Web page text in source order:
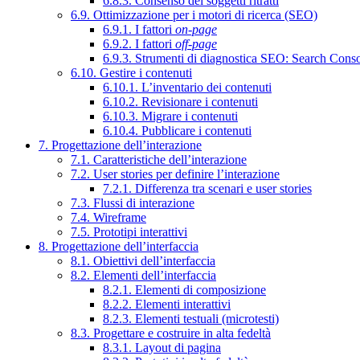
6.9. Ottimizzazione per i motori di ricerca (SEO)
6.9.1. I fattori on-page
6.9.2. I fattori off-page
6.9.3. Strumenti di diagnostica SEO: Search
6.10. Gestire i contenuti
6.10.1. L’inventario dei contenuti
6.10.2. Revisionare i contenuti
6.10.3. Migrare i contenuti
6.10.4. Pubblicare i contenuti
7. Progettazione dell’interazione
7.1. Caratteristiche dell’interazione
7.2. User stories per definire l’interazione
7.2.1. Differenza tra scenari e user stories
7.3. Flussi di interazione
7.4. Wireframe
7.5. Prototipi interattivi
8. Progettazione dell’interfaccia
8.1. Obiettivi dell’interfaccia
8.2. Elementi dell’interfaccia
8.2.1. Elementi di composizione
8.2.2. Elementi interattivi
8.2.3. Elementi testuali (microtesti)
8.3. Progettare e costruire in alta fedeltà
8.3.1. Layout di pagina